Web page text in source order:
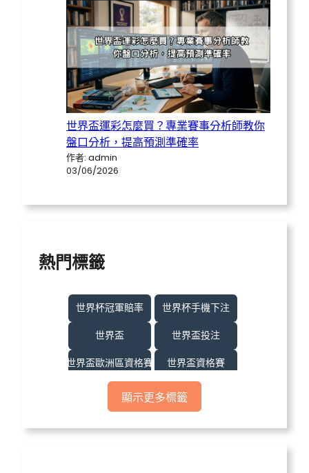
世界盃運彩怎麼買？專業賽事分析師教你
盤口分析，提高預測準確率
作者: admin
03/06/2026
熱門標籤
世界杯冠軍賠率
世界杯手機下注
世界盃
世界盃投注
世界盃歐洲區資格賽
世界盃資格賽
世界盃足球
世界盃運彩
顯示更多標籤